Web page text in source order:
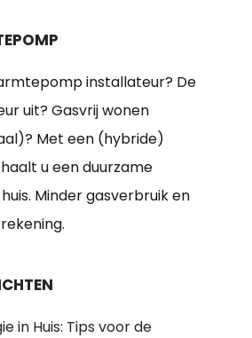
installateur? De
uit? Gasvrij wonen
Met een (hybride)
u een duurzame
Minder gasverbruik en
in Huis: Tips voor de